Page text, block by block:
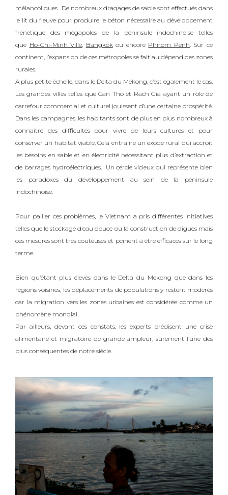
mélancoliques. De nombreux dragages de sable sont effectués dans
le lit du fleuve pour produire le béton nécessaire au développement
frénétique des mégapoles de la péninsule indochinoise telles
que Ho-Chi-Minh Ville, Bangkokou encore Phnom Penh. Sur ce
continent, l’expansion de ces métropoles se fait au dépend des zones
rurales.
A plus petite échelle, dans le Delta du Mekong, c’est également le cas.
Les grandes villes telles que Can Tho et Rach Gia ayant un rôle de
carrefour commercial et culturel jouissent d’une certaine prospérité.
Dans les campagnes, les habitants sont de plus en plus nombreux à
connaître des difficultés pour vivre de leurs cultures et pour
conserver un habitat viable. Cela entraine un exode rural qui accroit
les besoins en sable et en électricité nécessitant plus d’extraction et
de barrages hydroélectriques. Un cercle vicieux qui représente bien
les paradoxes du développement au sein de la péninsule
indochinoise.
Pour pallier ces problèmes, le Vietnam a pris différentes initiatives
telles que le stockage d’eau douce ou la construction de digues mais
ces mesures sont très couteuses et peinent à être efficaces sur le long
terme.
Bien qu’étant plus élevés dans le Delta du Mekong que dans les
régions voisines, les déplacements de populations y restent modérés
car la migration vers les zones urbaines est considérée comme un
phénomène mondial.
Par ailleurs, devant ces constats, les experts prédisent une crise
alimentaire et migratoire de grande ampleur, sûrement l’une des
plus conséquentes de notre siècle.